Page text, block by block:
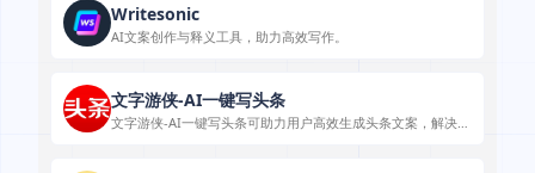
Writesonic
AI文案创作与释义工具，助力高效写作。
文字游侠-AI一键写头条
文字游侠-AI一键写头条可助力用户高效生成头条文案，解决创